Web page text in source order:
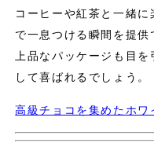
コーヒーや紅茶と一緒
で一息つける瞬間を提供
上品なパッケージも目を
して喜ばれるでしょう。
高級チョコを集めたホワ